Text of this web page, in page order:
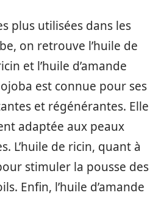
plus utilisées dans les
on retrouve l’huile de
et l’huile d’amande
est connue pour ses
et régénérantes. Elle
adaptée aux peaux
L’huile de ricin, quant à
stimuler la pousse des
Enfin, l’huile d’amande